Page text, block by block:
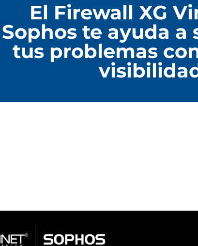
El Firewall XG
Sophos te ayuda
tus problemas